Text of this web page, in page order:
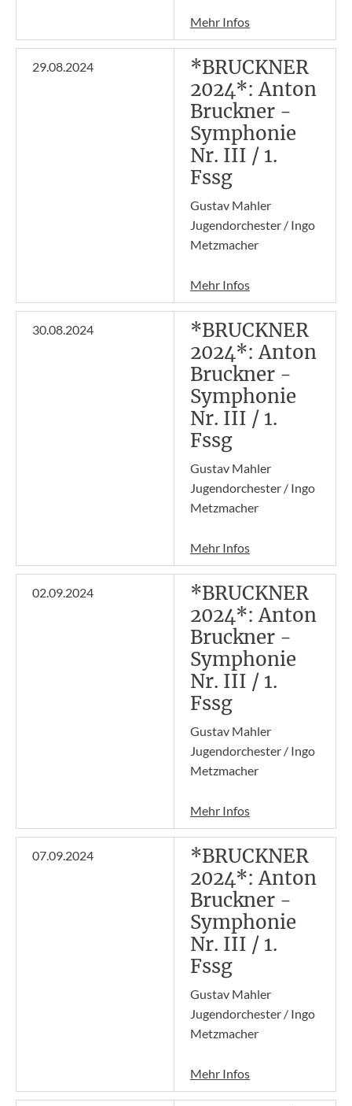
Mehr Infos
29.08.2024
*BRUCKNER
2024*: Anton
Bruckner -
Symphonie
Nr. III / 1.
Fssg
Gustav Mahler
Jugendorchester / Ingo
Metzmacher
Mehr Infos
30.08.2024
*BRUCKNER
2024*: Anton
Bruckner -
Symphonie
Nr. III / 1.
Fssg
Gustav Mahler
Jugendorchester / Ingo
Metzmacher
Mehr Infos
02.09.2024
*BRUCKNER
2024*: Anton
Bruckner -
Symphonie
Nr. III / 1.
Fssg
Gustav Mahler
Jugendorchester / Ingo
Metzmacher
Mehr Infos
07.09.2024
*BRUCKNER
2024*: Anton
Bruckner -
Symphonie
Nr. III / 1.
Fssg
Gustav Mahler
Jugendorchester / Ingo
Metzmacher
Mehr Infos